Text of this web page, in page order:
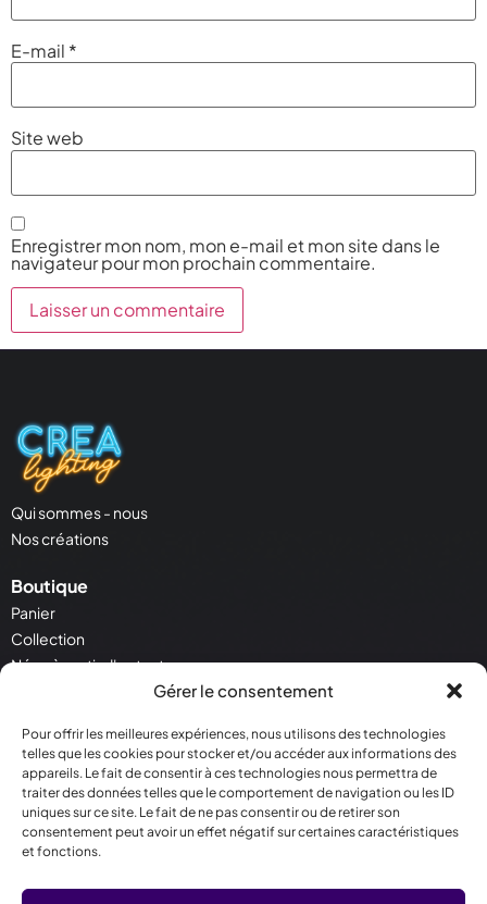
Gérer le consentement
Pour offrir les meilleures expériences, nous utilisons des technologies
telles que les cookies pour stocker et/ou accéder aux informations des
appareils. Le fait de consentir à ces technologies nous permettra de
traiter des données telles que le comportement de navigation ou les ID
uniques sur ce site. Le fait de ne pas consentir ou de retirer son
consentement peut avoir un effet négatif sur certaines caractéristiques
et fonctions.
E-mail *
Site web
Enregistrer mon nom, mon e-mail et mon site dans le
navigateur pour mon prochain commentaire.
Qui sommes - nous
Nos créations
Boutique
Panier
Collection
Néon à partir d'un texte
Néon à partir d'une image
Service Client
Contactez - nous
Conditions générales de vente
Politique de cookies
30 Rue Salneuve 75017 Paris